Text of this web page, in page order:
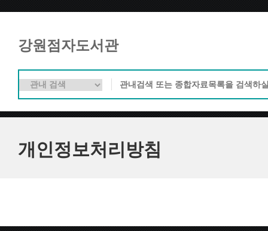
강원점자도서관
개인정보처리방침